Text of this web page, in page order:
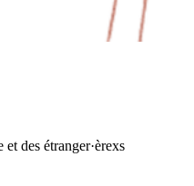
des étranger·èrexs